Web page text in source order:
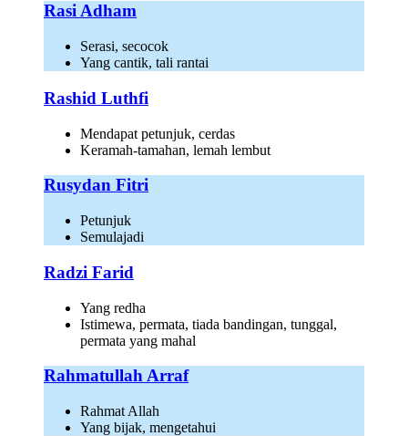
Rasi Adham
Serasi, secocok
Yang cantik, tali rantai
Rashid Luthfi
Mendapat petunjuk, cerdas
Keramah-tamahan, lemah lembut
Rusydan Fitri
Petunjuk
Semulajadi
Radzi Farid
Yang redha
Istimewa, permata, tiada bandingan, tunggal,
permata yang mahal
Rahmatullah Arraf
Rahmat Allah
Yang bijak, mengetahui